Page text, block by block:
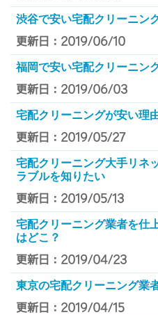
渋谷で安い宅配クリーニン
更新日：2019/06/10
福岡で安い宅配クリーニン
更新日：2019/06/03
宅配クリーニングが安い理
更新日：2019/05/27
宅配クリーニング大手リネ
ラブルを知りたい
更新日：2019/05/13
宅配クリーニング業者を仕
はどこ？
更新日：2019/04/23
東京の宅配クリーニング業
更新日：2019/04/15